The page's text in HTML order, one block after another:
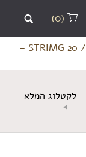
(0)
/
STRIMG 20 –
לקטלוג המלא